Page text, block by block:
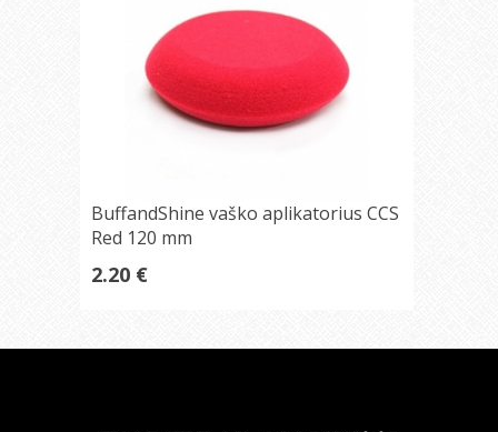
BuffandShine vaško aplikatorius CCS
Red 120 mm
2.20 €